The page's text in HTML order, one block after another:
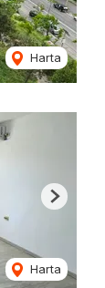
Harta
Harta
Next